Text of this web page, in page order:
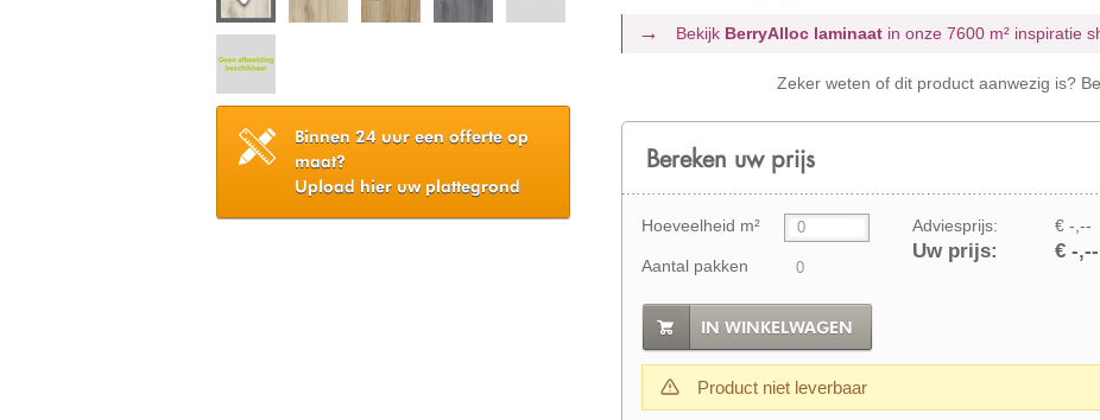
Binnen 24 uur een offerte op
maat?
Upload hier uw plattegrond
Bekijk BerryAlloc laminaat in onze 7600 m² inspiratie
Zeker weten of dit product aanwezig is?
Bereken uw prijs
Hoeveelheid m²
Aantal pakken
Adviesprijs: € -,--
Uw prijs: € -,--
IN WINKELWAGEN
Product niet leverbaar